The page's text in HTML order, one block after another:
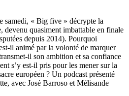
samedi, « Big five » décrypte la
devenu quasiment imbattable en finale
depuis 2014). Pourquoi
il animé par la volonté de marquer
il son ambition et sa confiance
s’y est-il pris pour les mener sur la
européen ? Un podcast présenté
avec José Barroso et Mélisande